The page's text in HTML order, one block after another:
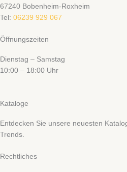
67240 Bobenheim-Roxheim
Tel: 06239 929 067
Öffnungszeiten
Dienstag – Samstag
10:00 – 18:00 Uhr
Kataloge
Entdecken Sie unsere neuesten
Trends.
Rechtliches